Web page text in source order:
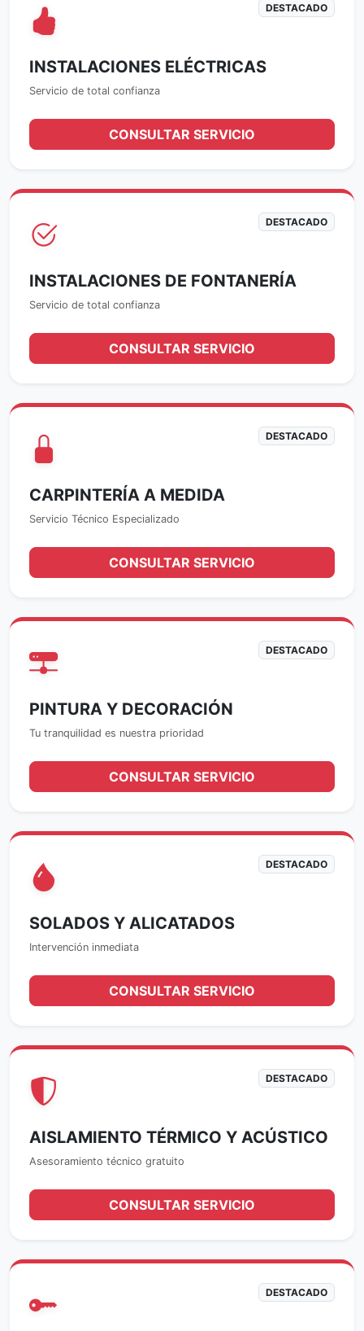
DESTACADO
INSTALACIONES ELÉCTRICAS
Servicio de total confianza
CONSULTAR SERVICIO
DESTACADO
INSTALACIONES DE FONTANERÍA
Servicio de total confianza
CONSULTAR SERVICIO
DESTACADO
CARPINTERÍA A MEDIDA
Servicio Técnico Especializado
CONSULTAR SERVICIO
DESTACADO
PINTURA Y DECORACIÓN
Tu tranquilidad es nuestra prioridad
CONSULTAR SERVICIO
DESTACADO
SOLADOS Y ALICATADOS
Intervención inmediata
CONSULTAR SERVICIO
DESTACADO
AISLAMIENTO TÉRMICO Y ACÚSTICO
Asesoramiento técnico gratuito
CONSULTAR SERVICIO
DESTACADO